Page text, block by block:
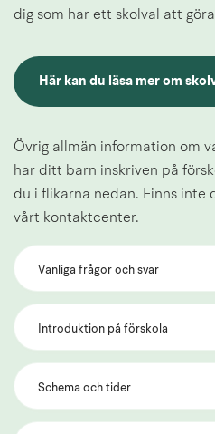
dig som har ett skolval att
Här kan du läsa mer om
Övrig allmän information om
har ditt barn inskriven på
du i flikarna nedan. Finns inte
vårt kontaktcenter.
Vanliga frågor och svar
Introduktion på förskola
Schema och tider